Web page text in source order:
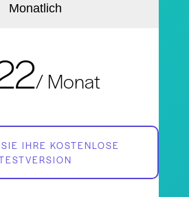
Monatlich
/ Monat
IHRE KOSTENLOSE